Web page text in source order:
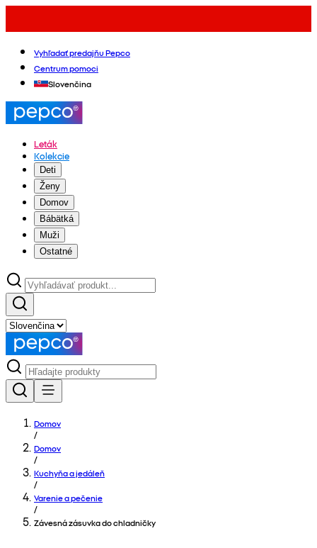
Vyhľadať predajňu Pepco
Centrum pomoci
Slovenčina
Leták
Kolekcie
Deti
Ženy
Domov
Bábätká
Muži
Ostatné
Domov
/
Domov
/
Kuchyňa a jedáleň
/
Varenie a pečenie
/
Závesná zásuvka do chladničky